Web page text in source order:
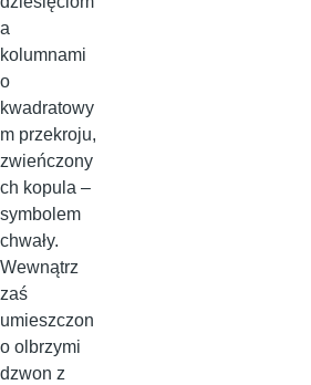
a
kolumnami
o
kwadratowy
m przekroju,
zwieńczony
ch kopula –
symbolem
chwały.
Wewnątrz
zaś
umieszczon
o olbrzymi
dzwon z